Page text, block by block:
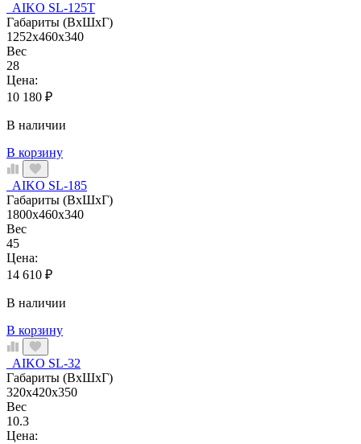
AIKO SL-125Т
Габариты (ВхШхГ)
1252x460x340
Вес
28
Цена:
10 180 ₽
В наличии
В корзину
AIKO SL-185
Габариты (ВхШхГ)
1800x460x340
Вес
45
Цена:
14 610 ₽
В наличии
В корзину
AIKO SL-32
Габариты (ВхШхГ)
320x420x350
Вес
10.3
Цена: